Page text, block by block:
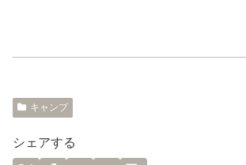
キャンプ
シェアする